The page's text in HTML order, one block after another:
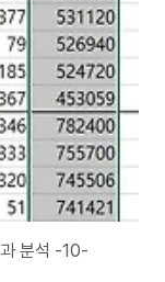
룰 별로 방법을 찾
것으로, 일단 1번
분석 -10-